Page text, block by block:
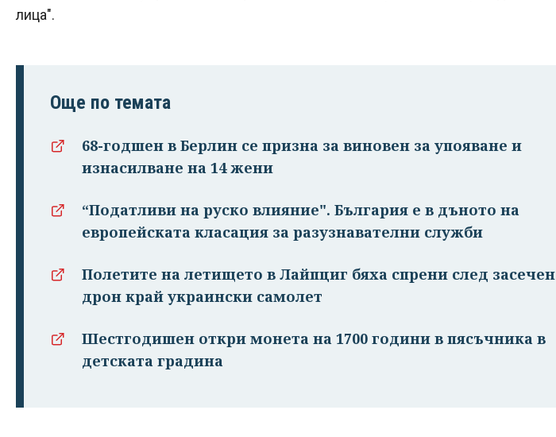
лица".
Още по темата
68-годшен в Берлин се призна за виновен за упояване и
изнасилване на 14 жени
“Податливи на руско влияние". България е в дъното на
европейската класация за разузнавателни служби
Полетите на летището в Лайпциг бяха спрени след засечен
дрон край украински самолет
Шестгодишен откри монета на 1700 години в пясъчника в
детската градина